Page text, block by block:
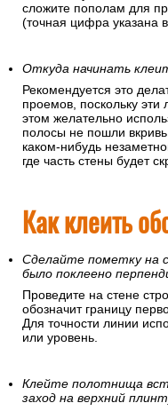
сложите пополам для
(точная цифра указана
Откуда начинать
Рекомендуется это
проемов, поскольку
этом желательно
полосы не пошли
каком-нибудь
где часть стены будет
Как клеить
Сделайте пометку на
было поклеено
Проведите на стене
обозначит границу
Для точности линии
или уровень.
Клейте полотнища
заход на верхний